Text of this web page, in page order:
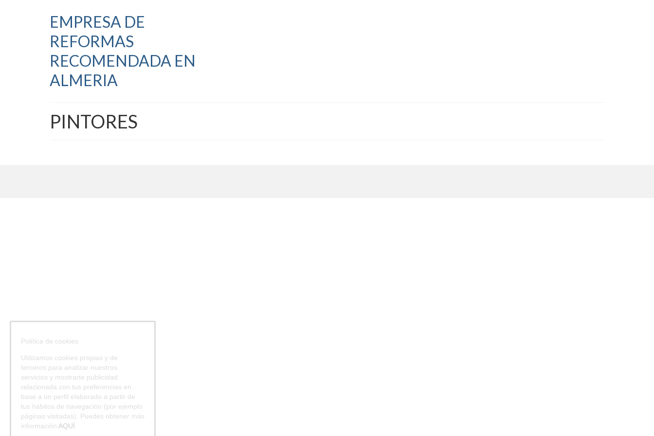
EMPRESA DE
REFORMAS
RECOMENDADA EN
ALMERIA
PINTORES
Política de cookies
Utilizamos cookies propias y de
terceros para analizar nuestros
servicios y mostrarte publicidad
relacionada con tus preferencias en
base a un perfil elaborado a partir de
tus hábitos de navegación (por ejemplo
páginas visitadas). Puedes obtener más
información AQUÍ